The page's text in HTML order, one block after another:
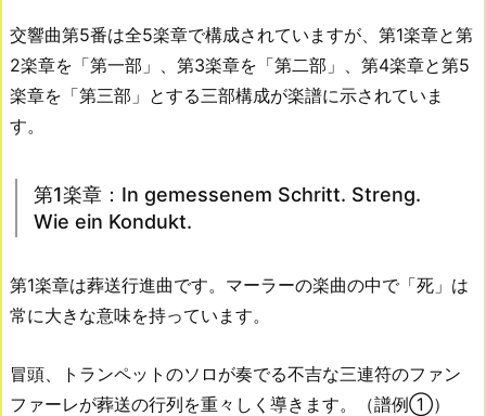
交響曲第5番は全5楽章で構成されていますが、第1楽章と第
2楽章を「第一部」、第3楽章を「第二部」、第4楽章と第5
楽章を「第三部」とする三部構成が楽譜に示されていま
す。
第1楽章：In gemessenem Schritt. Streng.
Wie ein Kondukt.
第1楽章は葬送行進曲です。マーラーの楽曲の中で「死」は
常に大きな意味を持っています。
冒頭、トランペットのソロが奏でる不吉な三連符のファン
ファーレが葬送の行列を重々しく導きます。（譜例①）